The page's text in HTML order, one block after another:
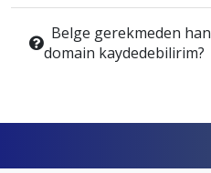
Belge gerekmeden
domain kaydedebilirim?